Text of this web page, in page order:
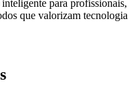
para profissionais,
que valorizam tecnologia